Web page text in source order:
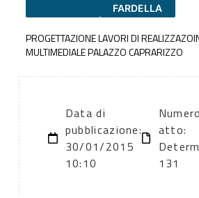
FARDELLA
PROGETTAZIONE LAVORI DI
MULTIMEDIALE PALAZZO CAPRARIZZO
Data di
pubblicazione:
30/01/2015
10:10
Numero
atto:
131